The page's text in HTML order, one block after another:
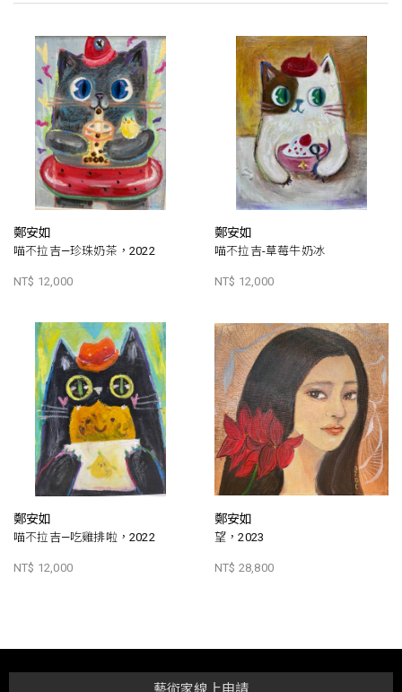
鄭安如
喵不拉吉—珍珠奶茶，2022
NT$ 12,000
鄭安如
喵不拉吉-草莓牛奶冰
NT$ 12,000
鄭安如
喵不拉吉—吃雞排啦，2022
NT$ 12,000
鄭安如
望，2023
NT$ 28,800